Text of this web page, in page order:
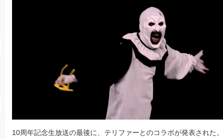
10周年記念生放送の最後に、テリファーとのコラボが発表された。